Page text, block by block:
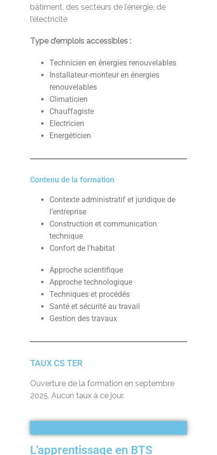
bâtiment, des secteurs de l’énergie, de
l’électricité
Type d’emplois accessibles :
Technicien en énergies renouvelables
Installateur‐monteur en énergies
renouvelables
Climaticien
Chauffagiste
Electricien
Energéticien
Contenu de la formation
Contexte administratif et juridique de
l’entreprise
Construction et communication
technique
Confort de l’habitat
Approche scientifique
Approche technologique
Techniques et procédés
Santé et sécurité au travail
Gestion des travaux
TAUX CS TER
Ouverture de la formation en septembre
2025. Aucun taux à ce jour.
L'apprentissage en BTS